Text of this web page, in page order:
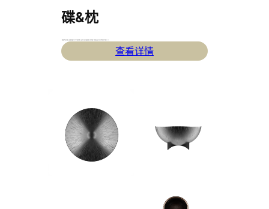
碟&枕
查看详情